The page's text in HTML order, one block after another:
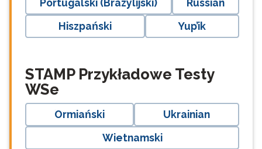
Portugalski (Brazylijski)
Russian
Hiszpański
Yup’ik
STAMP Przykładowe Testy
WSe
Ormiański
Ukrainian
Wietnamski